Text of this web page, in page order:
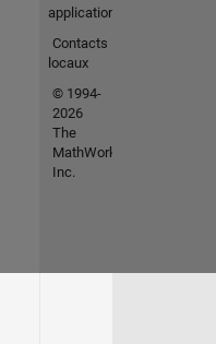
applications
Contacts
locaux
© 1994-
2026
The
MathWorks,
Inc.